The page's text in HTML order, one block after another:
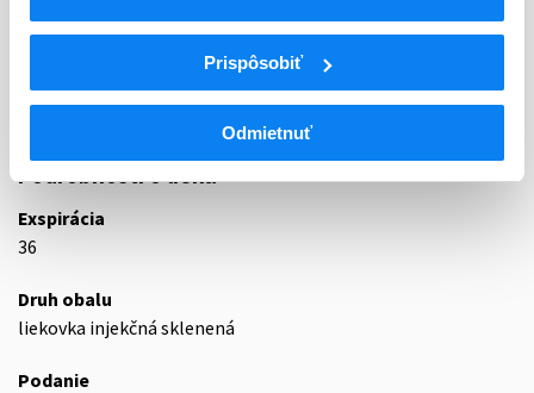
Prispôsobiť
Odmietnuť
J07B
Vírusové očkovacie látky
Iné vírusové očkovacie látky
J07BX05
syncyciálnemu vírusu
Podrobnosti o lieku
Exspirácia
36
Druh obalu
liekovka injekčná sklenená
Podanie